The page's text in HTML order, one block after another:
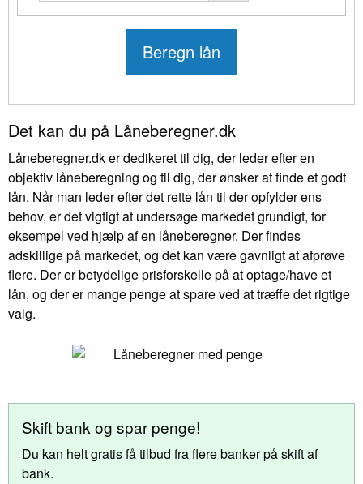
Det kan du på Låneberegner.dk
Låneberegner.dk er dedikeret til dig, der leder efter en
objektiv låneberegning og til dig, der ønsker at finde et godt
lån. Når man leder efter det rette lån til der opfylder ens
behov, er det vigtigt at undersøge markedet grundigt, for
eksempel ved hjælp af en låneberegner. Der findes
adskillige på markedet, og det kan være gavnligt at afprøve
flere. Der er betydelige prisforskelle på at optage/have et
lån, og der er mange penge at spare ved at træffe det rigtige
valg.
Skift bank og spar penge!
Du kan helt gratis få tilbud fra flere banker på skift af
bank.